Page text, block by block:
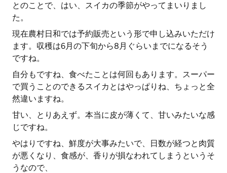
とのことで、はい、スイカの季節がやってまいりまし
た。
現在農村日和では予約販売という形で申し込みいただけ
ます。収穫は6月の下旬から8月ぐらいまでになるそう
ですね。
自分もですね、食べたことは何回もあります。スーパー
で買うことのできるスイカとはやっぱりね、ちょっと全
然違いますね。
甘い、とりあえず。本当に皮が薄くて、甘いみたいな感
じですね。
やはりですね、鮮度が大事みたいで、日数が経つと肉質
が悪くなり、食感が、香りが損なわれてしまうというそ
うなので、